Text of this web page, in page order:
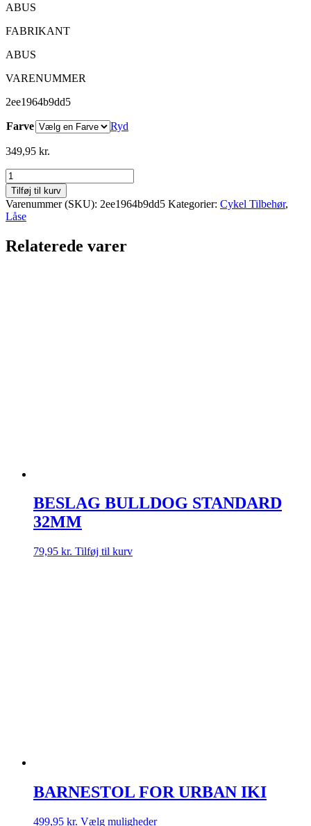
ABUS
FABRIKANT
ABUS
VARENUMMER
2ee1964b9dd5
Farve Ryd
349,95 kr.
KÆDELÅS
685
CATENA
685/75
antal
Tilføj til kurv
Varenummer (SKU): 2ee1964b9dd5 Kategorier: Cykel Tilbehør,
Låse
Relaterede varer
BESLAG BULLDOG STANDARD
32MM
79,95 kr. Tilføj til kurv
BARNESTOL FOR URBAN IKI
499,95 kr. Vælg mulighederDette